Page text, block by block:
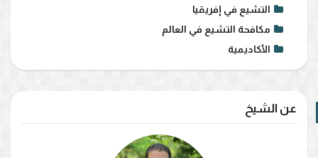
التشيع في إفريقيا
مكافحة التشيع في العالم
الأكاديمية
عن الشيخ